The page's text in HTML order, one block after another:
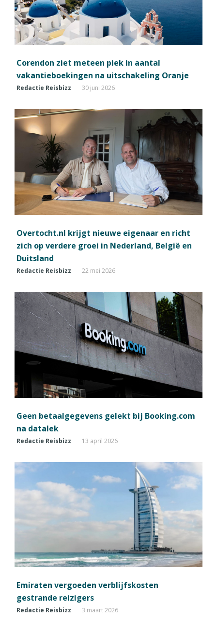
Corendon ziet meteen piek in aantal
vakantieboekingen na uitschakeling Oranje
Redactie Reisbizz 30 juni 2026
Overtocht.nl krijgt nieuwe eigenaar en richt
zich op verdere groei in Nederland, België en
Duitsland
Redactie Reisbizz 22 mei 2026
Geen betaalgegevens gelekt bij Booking.com
na datalek
Redactie Reisbizz 13 april 2026
Emiraten vergoeden verblijfskosten
gestrande reizigers
Redactie Reisbizz 3 maart 2026